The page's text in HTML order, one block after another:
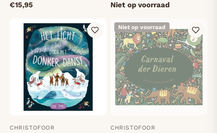
€15,95
Niet op voorraad
CHRISTOFOOR
Niet op voorraad
CHRISTOFOOR